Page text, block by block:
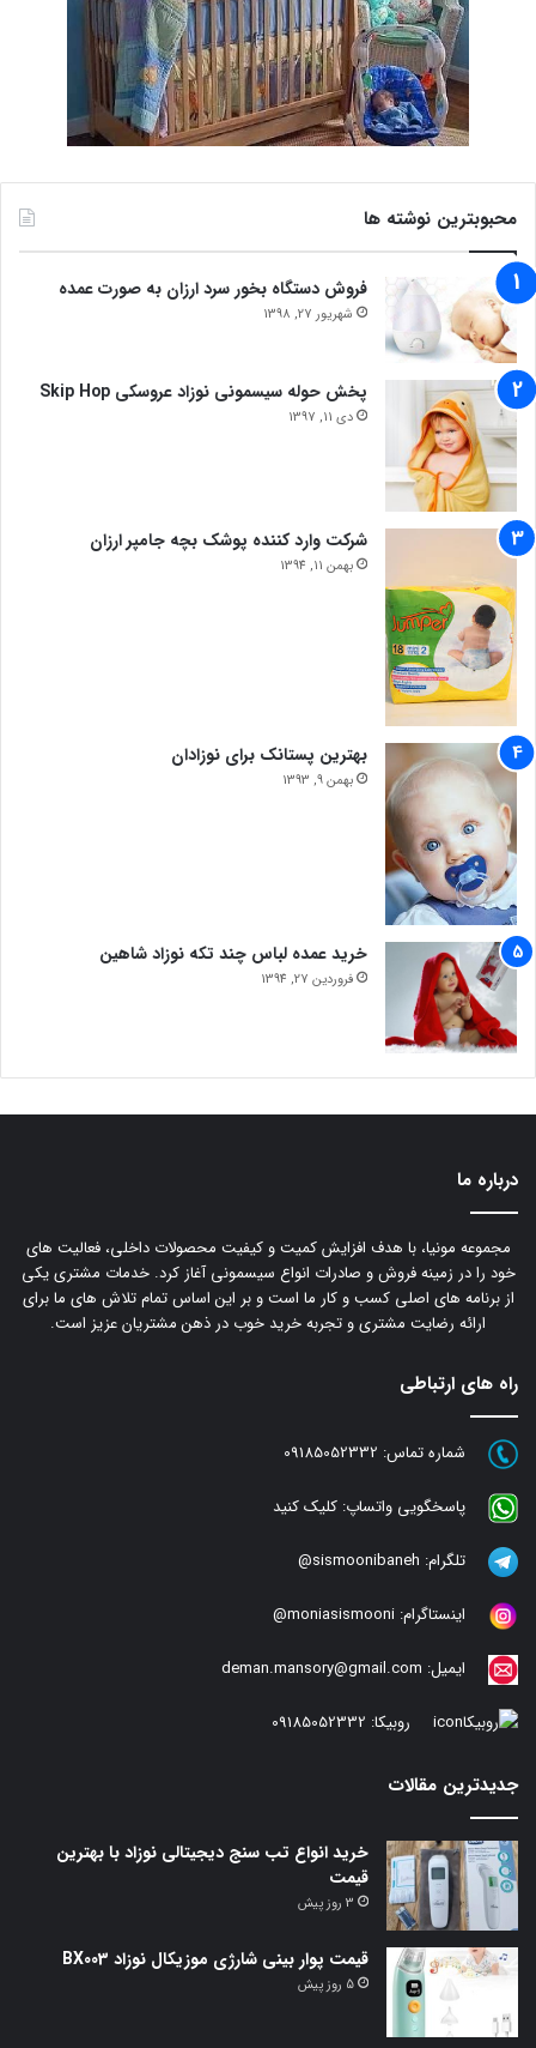
محبوبترین نوشته ها
فروش دستگاه بخور سرد ارزان به صورت عمده
شهریور 27, 1398
پخش حوله سیسمونی نوزاد عروسکی Skip Hop
دی 11, 1397
شرکت وارد کننده پوشک بچه جامپر ارزان
بهمن 11, 1394
بهترین پستانک برای نوزادان
بهمن 9, 1393
خرید عمده لباس چند تکه نوزاد شاهین
فروردین 27, 1394
درباره ما
مجموعه مونیا، با هدف افزایش کمیت و کیفیت محصولات داخلی، فعالیت های
خود را در زمینه فروش و صادرات انواع سیسمونی آغاز کرد. خدمات مشتری یکی
از برنامه های اصلی کسب و کار ما است و بر این اساس تمام تلاش های ما برای
ارائه رضایت مشتری و تجربه خرید خوب در ذهن مشتریان عزیز است.
راه های ارتباطی
شماره تماس: 09185052332
پاسخگویی واتساپ: کلیک کنید
تلگرام: sismoonibaneh@
اینستاگرام: moniasismooni@
ایمیل: deman.mansory@gmail.com
روبیکا: 09185052332
جدیدترین مقالات
خرید انواع تب سنج دیجیتالی نوزاد با بهترین
قیمت
3 روز پیش
قیمت پوار بینی شارژی موزیکال نوزاد BX003
5 روز پیش